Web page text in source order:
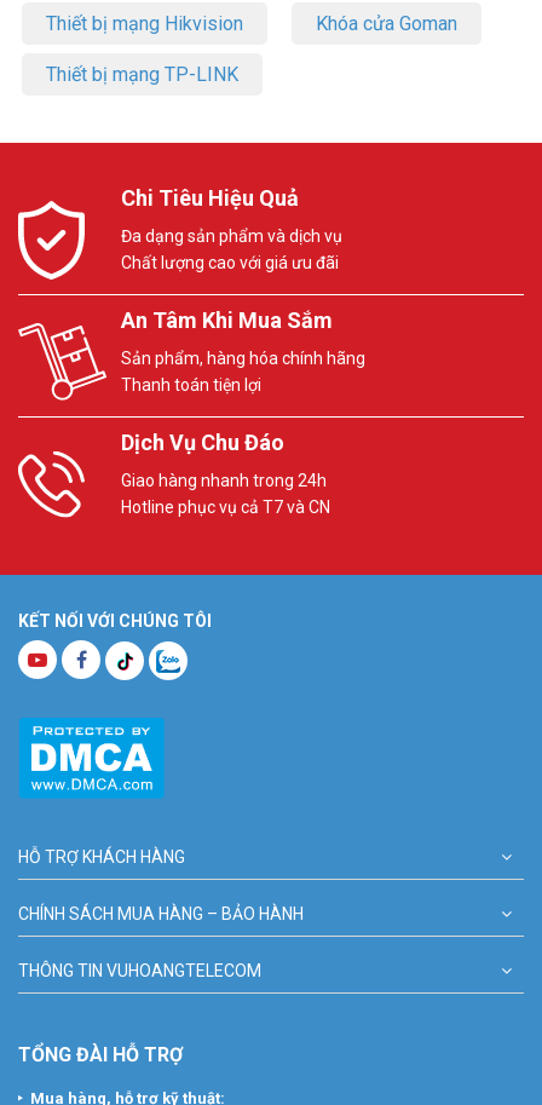
Thiết bị mạng Hikvision Khóa cửa Goman
Thiết bị mạng TP-LINK
Chi Tiêu Hiệu Quả
Đa dạng sản phẩm và dịch vụ
Chất lượng cao với giá ưu đãi
An Tâm Khi Mua Sắm
Sản phẩm, hàng hóa chính hãng
Thanh toán tiện lợi
Dịch Vụ Chu Đáo
Giao hàng nhanh trong 24h
Hotline phục vụ cả T7 và CN
KẾT NỐI VỚI CHÚNG TÔI
HỖ TRỢ KHÁCH HÀNG
CHÍNH SÁCH MUA HÀNG – BẢO HÀNH
THÔNG TIN VUHOANGTELECOM
TỔNG ĐÀI HỖ TRỢ
Mua hàng, hỗ trợ kỹ thuật: